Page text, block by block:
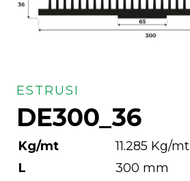
ESTRUSI
DE300_36
Kg/mt
11.285 Kg/mt
L
300 mm